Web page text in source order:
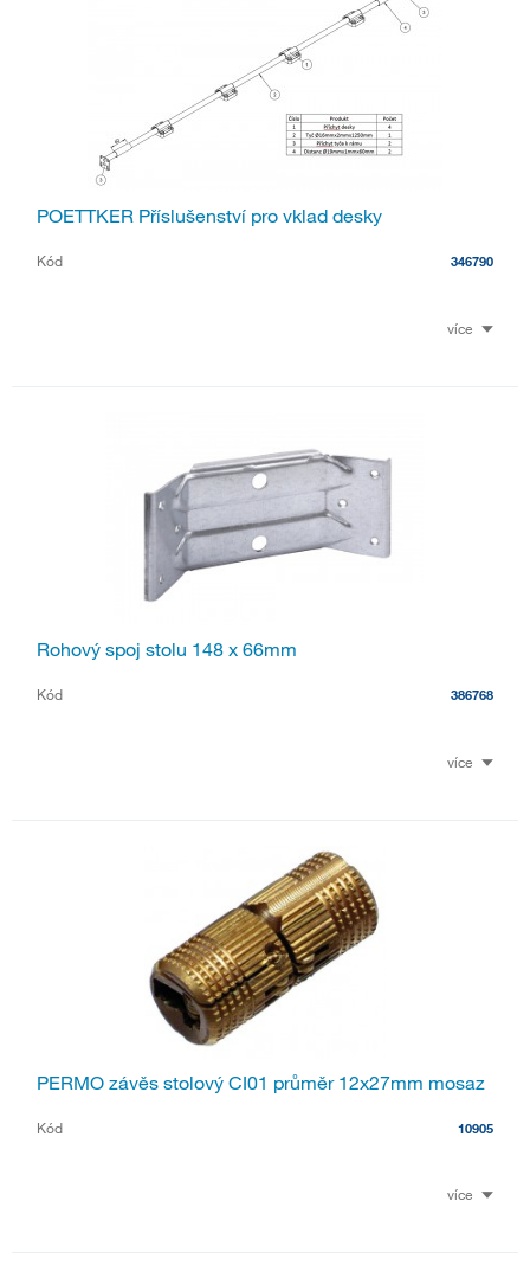
POETTKER Příslušenství pro vklad desky
Kód 346790
více
Rohový spoj stolu 148 x 66mm
Kód 386768
více
PERMO závěs stolový CI01 průměr 12x27mm mosaz
Kód 10905
více